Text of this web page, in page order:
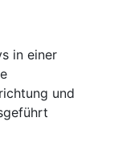
in einer
und